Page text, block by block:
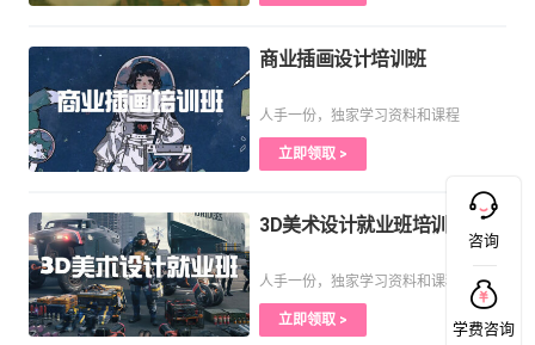
商业插画设计培训班
人手一份，独家学习资料和课程
立即领取 >
3D美术设计就业班培训课程
人手一份，独家学习资料和课程
立即领取 >
咨询
学费咨询